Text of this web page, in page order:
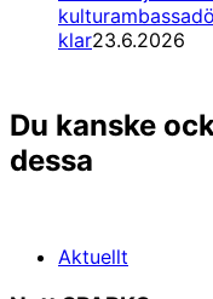
klar23.6.2026
Du kanske
dessa
Aktuellt